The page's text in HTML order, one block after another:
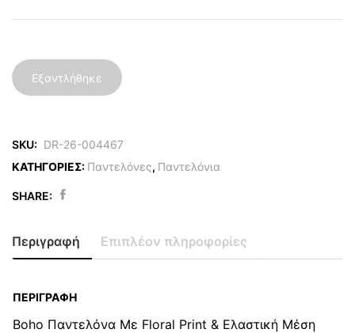
Εξαντλήθηκε
SKU: DR-26-004467
ΚΑΤΗΓΟΡΙΕΣ: Παντελόνες, Παντελόνια
SHARE:
Περιγραφή Επιπλέον πληροφορίες
ΠΕΡΙΓΡΑΦΉ
Boho Παντελόνα Με Floral Print & Ελαστική Μέση